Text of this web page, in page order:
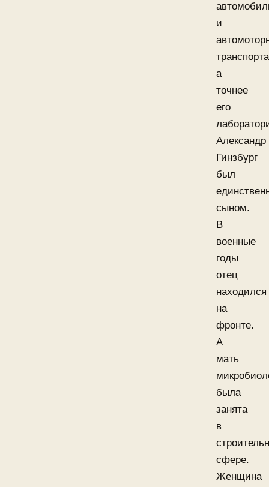
и
а
точнее
его
Александр
Гинзбург
был
сыном.
В
военные
годы
отец
находился
на
фронте.
А
мать
была
занята
в
сфере.
Женщина